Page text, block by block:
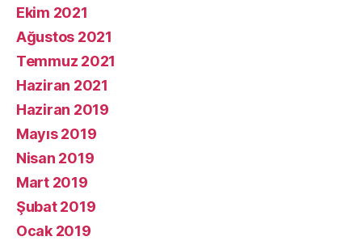
Ekim 2021
Ağustos 2021
Temmuz 2021
Haziran 2021
Haziran 2019
Mayıs 2019
Nisan 2019
Mart 2019
Şubat 2019
Ocak 2019